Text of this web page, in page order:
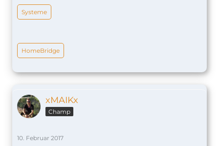
Systeme
HomeBridge
xMAIKx
Champ
10. Februar 2017